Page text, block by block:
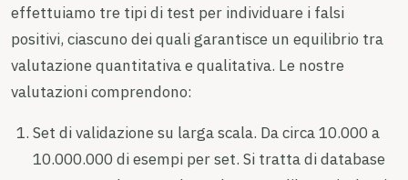
effettuiamo tre tipi di test per individuare i falsi
positivi, ciascuno dei quali garantisce un equilibrio tra
valutazione quantitativa e qualitativa. Le nostre
valutazioni comprendono:
Set di validazione su larga scala. Da circa 10.000 a
10.000.000 di esempi per set. Si tratta di database